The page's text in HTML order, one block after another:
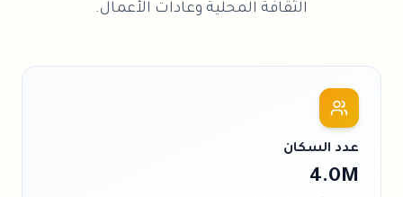
الثقافة المحلية وعادات الأعمال.
عدد السكان
4.0M